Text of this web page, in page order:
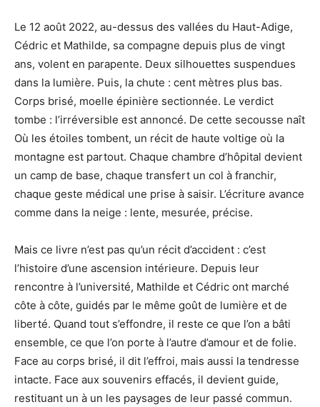
Le 12 août 2022, au-dessus des vallées du Haut-Adige,
Cédric et Mathilde, sa compagne depuis plus de vingt
ans, volent en parapente. Deux silhouettes suspendues
dans la lumière. Puis, la chute : cent mètres plus bas.
Corps brisé, moelle épinière sectionnée. Le verdict
tombe : l’irréversible est annoncé. De cette secousse naît
Où les étoiles tombent, un récit de haute voltige où la
montagne est partout. Chaque chambre d’hôpital devient
un camp de base, chaque transfert un col à franchir,
chaque geste médical une prise à saisir. L’écriture avance
comme dans la neige : lente, mesurée, précise.
Mais ce livre n’est pas qu’un récit d’accident : c’est
l’histoire d’une ascension intérieure. Depuis leur
rencontre à l’université, Mathilde et Cédric ont marché
côte à côte, guidés par le même goût de lumière et de
liberté. Quand tout s’effondre, il reste ce que l’on a bâti
ensemble, ce que l’on porte à l’autre d’amour et de folie.
Face au corps brisé, il dit l’effroi, mais aussi la tendresse
intacte. Face aux souvenirs effacés, il devient guide,
restituant un à un les paysages de leur passé commun.